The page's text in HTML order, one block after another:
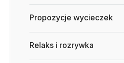
Propozycje wycieczek
Relaks i rozrywka